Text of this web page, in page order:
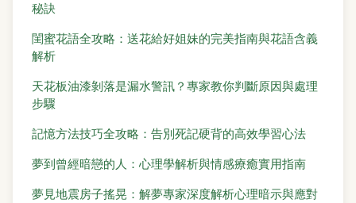
秘訣
閨蜜花語全攻略：送花給好姐妹的完美指南與花語含義
解析
天花板油漆剝落是漏水警訊？專家教你判斷原因與處理
步驟
記憶方法技巧全攻略：告別死記硬背的高效學習心法
夢到曾經暗戀的人：心理學解析與情感療癒實用指南
夢見地震房子搖晃：解夢專家深度解析心理暗示與應對